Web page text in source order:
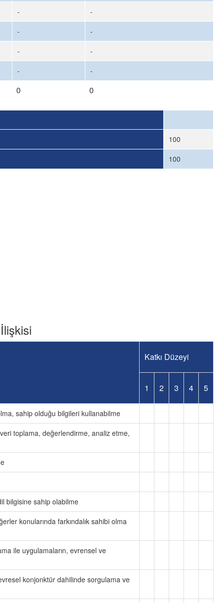
-
-
-
-
-
-
- -
0 0
100
100
Katkı Düzeyi
1 2 3 4 5
sahip olduğu bilgileri kullanabilme
toplama, değerlendirme, analiz etme,
bilgisine sahip olabilme
konularında farkındalık sahibi olma
ile uygulamaların, evrensel ve
konjonktür dahilinde sorgulama ve